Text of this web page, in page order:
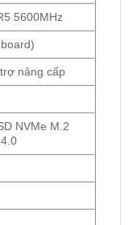
5600MHz
nâng cấp
NVMe M.2